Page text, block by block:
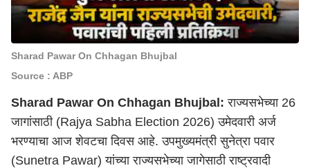
Sharad Pawar On Chhagan Bhujbal
Source : ABP
Sharad Pawar On Chhagan Bhujbal:राज्यसभेच्या 26
जागांसाठी (Rajya Sabha Election 2026) उमेदवारी अर्ज
भरण्याचा आज शेवटचा दिवस आहे. उपमुख्यमंत्री सुनेत्रा पवार
(Sunetra Pawar) यांच्या राज्यसभेच्या जागेसाठी राष्ट्रवादी